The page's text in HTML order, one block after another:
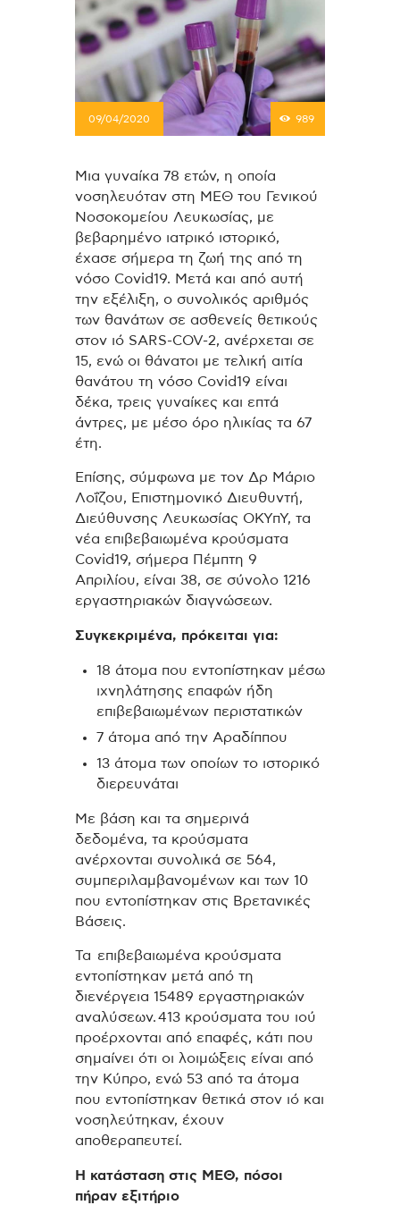
09/04/2020 989
Μια γυναίκα 78 ετών, η οποία
νοσηλευόταν στη ΜΕΘ του Γενικού
Νοσοκομείου Λευκωσίας, με
βεβαρημένο ιατρικό ιστορικό,
έχασε σήμερα τη ζωή της από τη
νόσο Covid19. Μετά και από αυτή
την εξέλιξη, ο συνολικός αριθμός
των θανάτων σε ασθενείς θετικούς
στον ιό SARS-COV-2, ανέρχεται σε
15, ενώ οι θάνατοι με τελική αιτία
θανάτου τη νόσο Covid19 είναι
δέκα, τρεις γυναίκες και επτά
άντρες, με μέσο όρο ηλικίας τα 67
έτη.
Επίσης, σύμφωνα με τον Δρ Μάριο
Λοΐζου, Επιστημονικό Διευθυντή,
Διεύθυνσης Λευκωσίας ΟΚΥπΥ, τα
νέα επιβεβαιωμένα κρούσματα
Covid19, σήμερα Πέμπτη 9
Απριλίου, είναι 38, σε σύνολο 1216
εργαστηριακών διαγνώσεων.
Συγκεκριμένα, πρόκειται για:
18 άτομα που εντοπίστηκαν μέσω
ιχνηλάτησης επαφών ήδη
επιβεβαιωμένων περιστατικών
7 άτομα από την Αραδίππου
13 άτομα των οποίων το ιστορικό
διερευνάται
Με βάση και τα σημερινά
δεδομένα, τα κρούσματα
ανέρχονται συνολικά σε 564,
συμπεριλαμβανομένων και των 10
που εντοπίστηκαν στις Βρετανικές
Βάσεις.
Τα επιβεβαιωμένα κρούσματα
εντοπίστηκαν μετά από τη
διενέργεια 15489 εργαστηριακών
αναλύσεων.413 κρούσματα του ιού
προέρχονται από επαφές, κάτι που
σημαίνει ότι οι λοιμώξεις είναι από
την Κύπρο, ενώ 53 από τα άτομα
που εντοπίστηκαν θετικά στον ιό και
νοσηλεύτηκαν, έχουν
αποθεραπευτεί.
Η κατάσταση στις ΜΕΘ, πόσοι
πήραν εξιτήριο